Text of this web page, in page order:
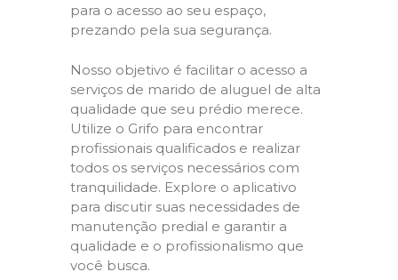
para o acesso ao seu espaço,
prezando pela sua segurança.
Nosso objetivo é facilitar o acesso a
serviços de marido de aluguel de alta
qualidade que seu prédio merece.
Utilize o Grifo para encontrar
profissionais qualificados e realizar
todos os serviços necessários com
tranquilidade. Explore o aplicativo
para discutir suas necessidades de
manutenção predial e garantir a
qualidade e o profissionalismo que
você busca.